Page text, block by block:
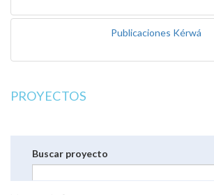
Publicaciones Kérwá
PROYECTOS
Buscar proyecto